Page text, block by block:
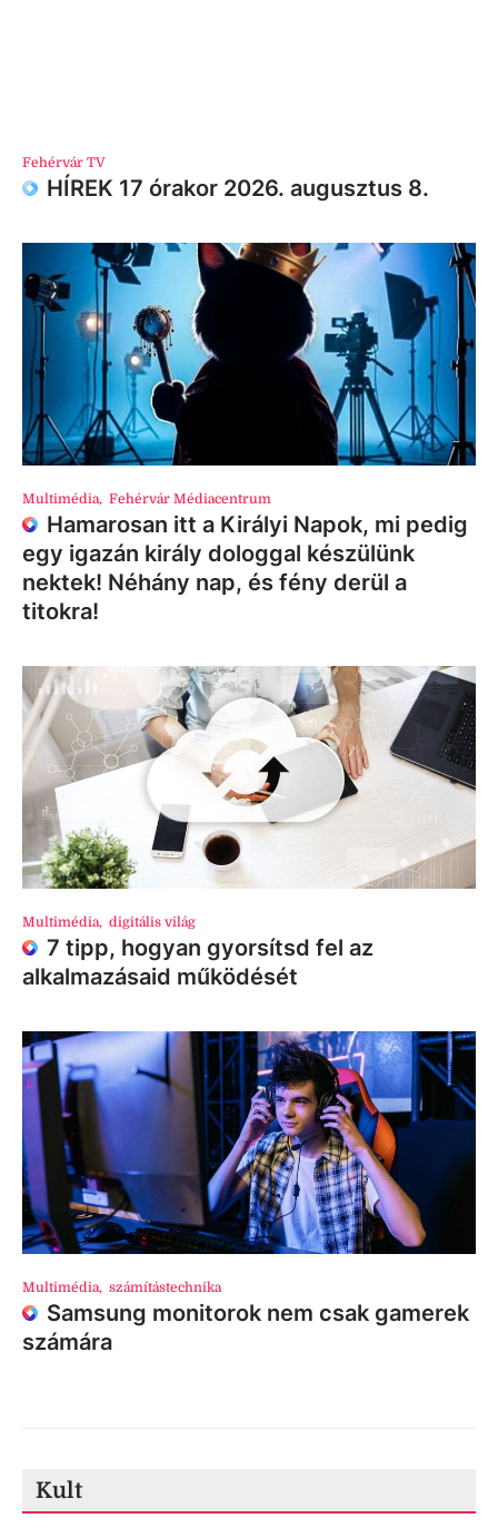
Fehérvár TV
HÍREK 17 órakor 2026. augusztus 8.
Multimédia, Fehérvár Médiacentrum
Hamarosan itt a Királyi Napok, mi pedig
egy igazán király dologgal készülünk
nektek! Néhány nap, és fény derül a
titokra!
Multimédia, digitális világ
7 tipp, hogyan gyorsítsd fel az
alkalmazásaid működését
Multimédia, számítástechnika
Samsung monitorok nem csak gamerek
számára
Kult